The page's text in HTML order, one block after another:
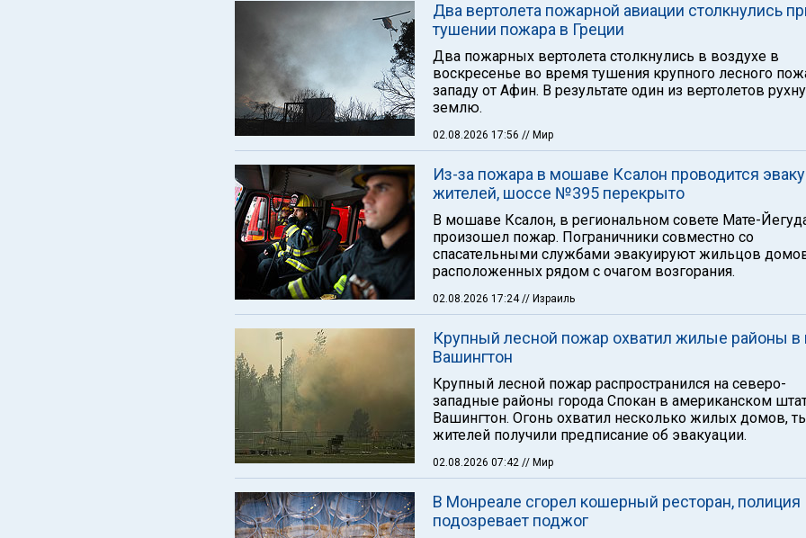
Два вертолета пожарной авиации столкнулись
тушении пожара в Греции
Два пожарных вертолета столкнулись в воздухе в
воскресенье во время тушения крупного лесного
западу от Афин. В результате один из вертолетов
землю.
02.08.2026 17:56 // Мир
Из-за пожара в мошаве Ксалон проводится
жителей, шоссе №395 перекрыто
В мошаве Ксалон, в региональном совете Мате-
произошел пожар. Пограничники совместно со
спасательными службами эвакуируют жильцов
расположенных рядом с очагом возгорания.
02.08.2026 17:24// Израиль
Крупный лесной пожар охватил жилые районы в
Вашингтон
Крупный лесной пожар распространился на северо-
западные районы города Спокан в американском
Вашингтон. Огонь охватил несколько жилых домов,
жителей получили предписание об эвакуации.
02.08.2026 07:42 // Мир
В Монреале сгорел кошерный ресторан, полиция
подозревает поджог